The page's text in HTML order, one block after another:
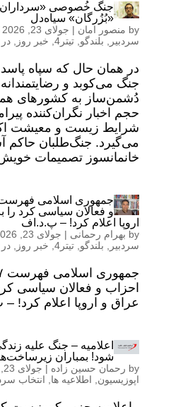
جنگ خُصوصی
«بُزُرگان» سیاه‌دل
by منصور امان | جولای 23, 2026 1:15 ب.ظ
سردبیر
بلندگو تیتر4 , خبر روز در
در همان حال که سپاه
جنگ می‌کوبد و
دُشمن‌ساز به کشورهای
حجم اخبار نگران‌کننده
شرایط زیست و معیشت
می‌گیرد. جنگ‌طلبان حاکم
خانمانسوز تصمیمات
و فعالان سیاسی کرد را
اروپا اعلام کرد! – پ.د.اف
by بهرام رحمانی | جولای 23, 2026 11:50 ق.ظ
سردبیر
بلندگو تیتر4 , خبر روز در
احزاب و فعالان سیاسی
عراق و اروپا اعلام کرد!
اعلامیه – جنگ علیه
شود! بمباران
by رحمان حسین زاده | جولای 23, 2026 11:22 ق.ظ
اپوزیسیون
اطلاعیه ها انتخاب